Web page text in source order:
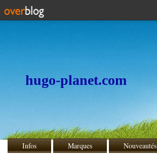
hugo-planet.com
Infos Marques Nouveautés